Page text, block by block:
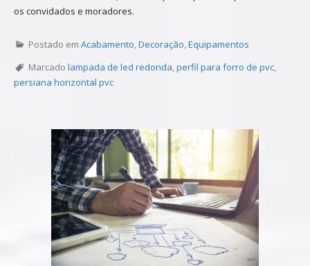
os convidados e moradores.
Postado em Acabamento,Decoração,Equipamentos
Marcado lampada de led redonda,perfil para forro de pvc,
persiana horizontal pvc